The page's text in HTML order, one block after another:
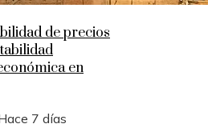
de precios
en
7 días